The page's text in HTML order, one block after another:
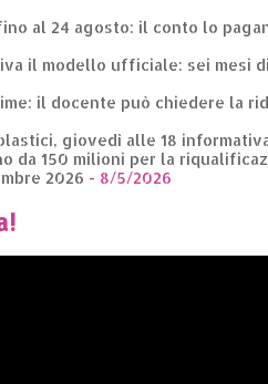
al 24 agosto: il conto lo
il modello ufficiale: sei mesi
il docente può chiedere la
giovedì alle 18
da 150 milioni per la
2026 - 8/5/2026